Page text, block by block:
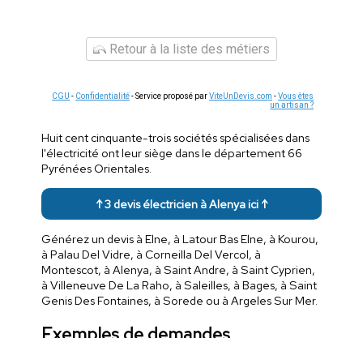
Retour à la liste des métiers
CGU - Confidentialité- Service proposé parViteUnDevis.com -Vous êtes
un artisan ?
Huit cent cinquante-trois sociétés spécialisées dans
l'électricité ont leur siège dans le département 66
Pyrénées Orientales.
↑ 3 devis électricien à Alenya ici ↑
Générez un devis à Elne, à Latour Bas Elne, à Kourou,
à Palau Del Vidre, à Corneilla Del Vercol, à
Montescot, à Alenya, à Saint Andre, à Saint Cyprien,
à Villeneuve De La Raho, à Saleilles, à Bages, à Saint
Genis Des Fontaines, à Sorede ou à Argeles Sur Mer.